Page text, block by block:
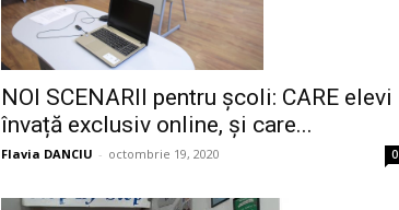
NOI SCENARII pentru școli: CARE elevi
învață exclusiv online, și care...
Flavia DANCIU - octombrie 19, 2020 0